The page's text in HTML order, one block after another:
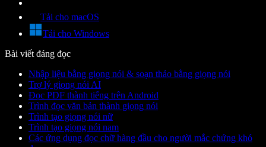
Tải cho macOS
Tải cho Windows
Bài viết đáng đọc
Nhập liệu bằng giọng nói & soạn thảo bằng giọng nói
Trợ lý giọng nói AI
Đọc PDF thành tiếng trên Android
Trình đọc văn bản thành giọng nói
Trình tạo giọng nói nữ
Trình tạo giọng nói nam
Các ứng dụng đọc chữ hàng đầu cho người mắc chứng khó